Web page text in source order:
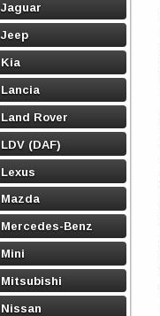
Jaguar
Jeep
Kia
Lancia
Land Rover
LDV (DAF)
Lexus
Mazda
Mercedes-Benz
Mini
Mitsubishi
Nissan